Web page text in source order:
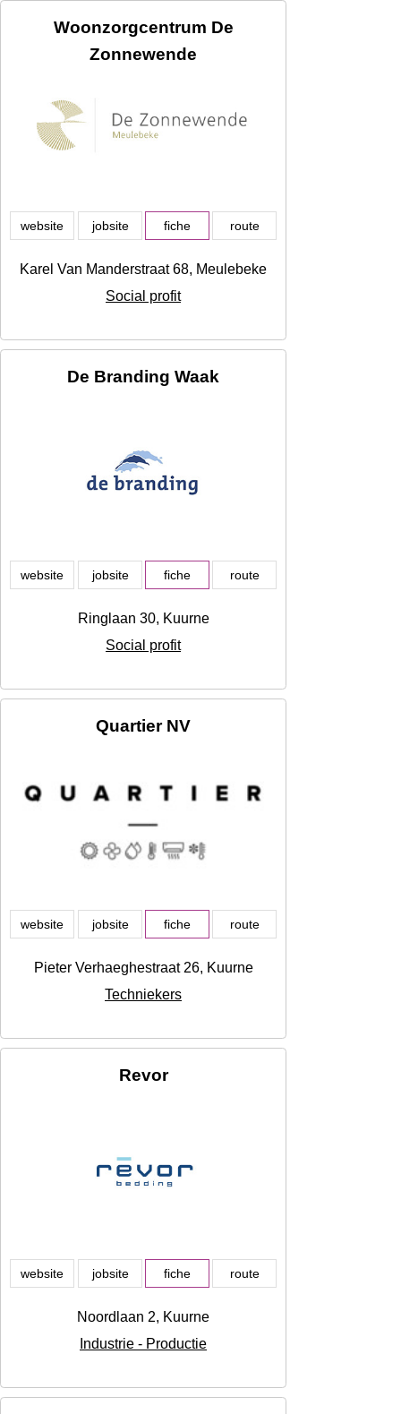
Woonzorgcentrum De
Zonnewende
website jobsite fiche route
Karel Van Manderstraat 68, Meulebeke
Social profit
De Branding Waak
website jobsite fiche route
Ringlaan 30, Kuurne
Social profit
Quartier NV
website jobsite fiche route
Pieter Verhaeghestraat 26, Kuurne
Techniekers
Revor
website jobsite fiche route
Noordlaan 2, Kuurne
Industrie - Productie